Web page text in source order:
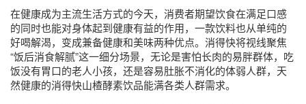
在健康成为主流生活方式的今天，消费者期望饮食在满足口感
的同时也能对身体起到健康有益的作用，一款饮料也从单纯的
好喝解渴，变成兼备健康和美味两种优点。消得快将视线聚焦
“饭后消食解腻”这一细分场景，无论是害怕长肉的易胖群体，吃
饭没有胃口的老人小孩，还是容易肚胀不消化的体弱人群，天
然健康的消得快山楂酵素饮品能满各类人群需求。